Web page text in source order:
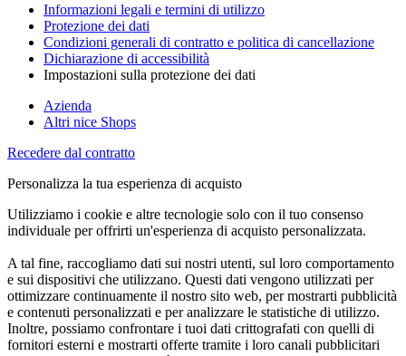
Informazioni legali e termini di utilizzo
Protezione dei dati
Condizioni generali di contratto e politica di cancellazione
Dichiarazione di accessibilità
Impostazioni sulla protezione dei dati
Azienda
Altri nice Shops
Recedere dal contratto
Personalizza la tua esperienza di acquisto
Utilizziamo i cookie e altre tecnologie solo con il tuo consenso
individuale per offrirti un'esperienza di acquisto personalizzata.
A tal fine, raccogliamo dati sui nostri utenti, sul loro comportamento
e sui dispositivi che utilizzano. Questi dati vengono utilizzati per
ottimizzare continuamente il nostro sito web, per mostrarti pubblicità
e contenuti personalizzati e per analizzare le statistiche di utilizzo.
Inoltre, possiamo confrontare i tuoi dati crittografati con quelli di
fornitori esterni e mostrarti offerte tramite i loro canali pubblicitari